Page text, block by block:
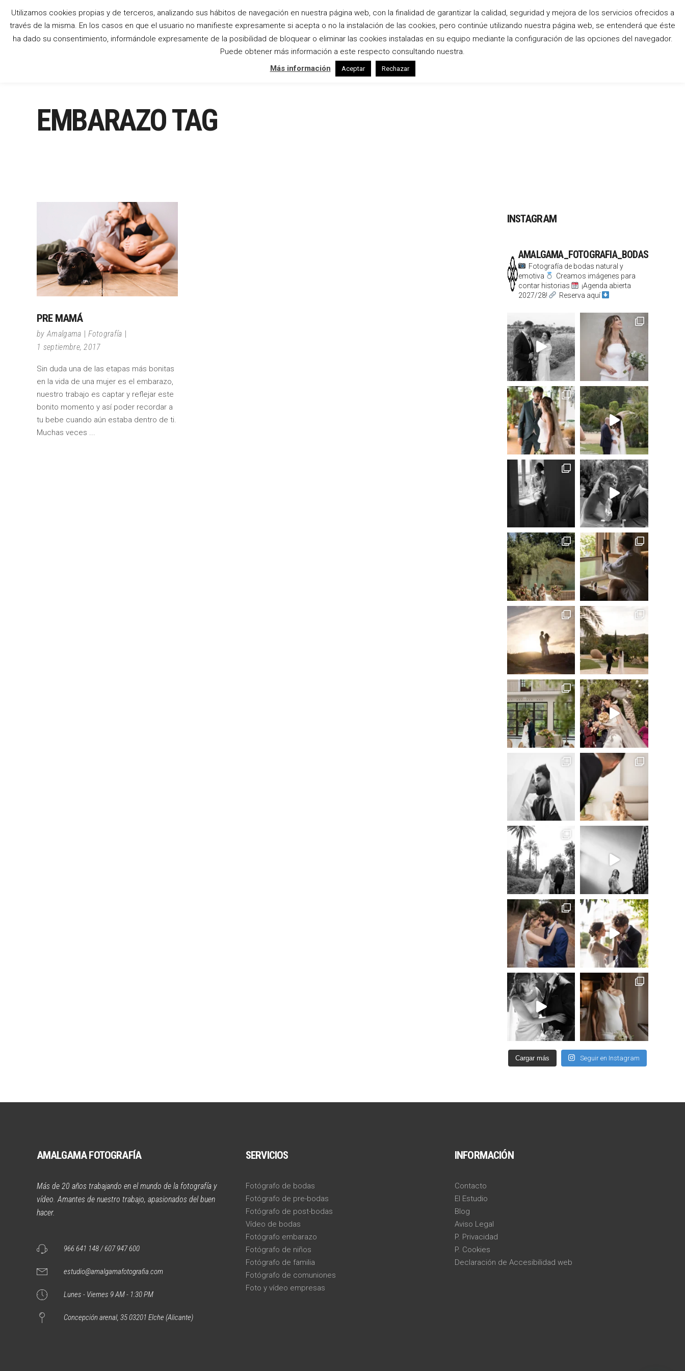
Inicio Bodas Estudio Empresas Conócenos Blog Contacto
EMBARAZO TAG
PRE MAMÁ
byAmalgama
Fotografía
1 septiembre, 2017
Sin duda una de las etapas más bonitas
en la vida de una mujer es el embarazo,
nuestro trabajo es captar y reflejar este
bonito momento y así poder recordar a
tu bebe cuando aún estaba dentro de ti.
Muchas veces
INSTAGRAM
AMALGAMA_FOTOGRAFIA_BODAS
Fotografía de bodas natural y
emotiva
Creamos imágenes para
contar historias
¡Agenda abierta
2027/28!
Reserva aquí
Cargar más Seguir en Instagram
AMALGAMA FOTOGRAFÍA
Más de 20 años trabajando en el mundo de la fotografía y
vídeo. Amantes de nuestro trabajo, apasionados del buen
hacer.
966 641 148 / 607 947 600
estudio@amalgamafotografia.com
Lunes - Viernes 9 AM - 1:30 PM
Concepción arenal, 35 03201 Elche (Alicante)
SERVICIOS
Fotógrafo de bodas
Fotógrafo de pre-bodas
Fotógrafo de post-bodas
Vídeo de bodas
Fotógrafo embarazo
Fotógrafo de niños
Fotógrafo de familia
Fotógrafo de comuniones
Foto y vídeo empresas
INFORMACIÓN
Contacto
El Estudio
Blog
Aviso Legal
P. Privacidad
P. Cookies
Declaración de Accesibilidad web
Utilizamos cookies propias y de terceros, analizando sus hábitos de navegación en nuestra página web, con la finalidad de garantizar la calidad, seguridad y mejora de los servicios ofrecidos a
través de la misma. En los casos en que el usuario no manifieste expresamente si acepta o no la instalación de las cookies, pero continúe utilizando nuestra página web, se entenderá que éste
ha dado su consentimiento, informándole expresamente de la posibilidad de bloquear o eliminar las cookies instaladas en su equipo mediante la configuración de las opciones del navegador.
Puede obtener más información a este respecto consultando nuestra.
Más información
Aceptar Rechazar